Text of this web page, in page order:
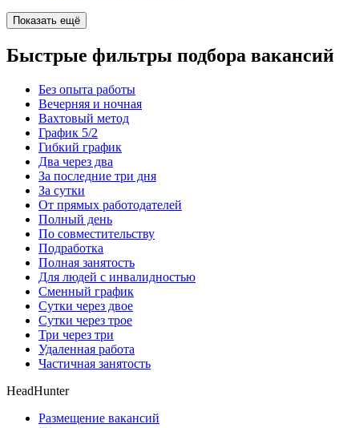
Показать ещё
Быстрые фильтры подбора вакансий
Без опыта работы
Вечерняя и ночная
Вахтовый метод
График 5/2
Гибкий график
Два через два
За последние три дня
За сутки
От прямых работодателей
Полный день
По совместительству
Подработка
Полная занятость
Для людей с инвалидностью
Сменный график
Сутки через двое
Сутки через трое
Три через три
Удаленная работа
Частичная занятость
HeadHunter
Размещение вакансий